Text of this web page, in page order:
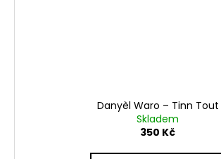
Danyèl Waro ‎– Tinn Tout
Skladem
350 Kč